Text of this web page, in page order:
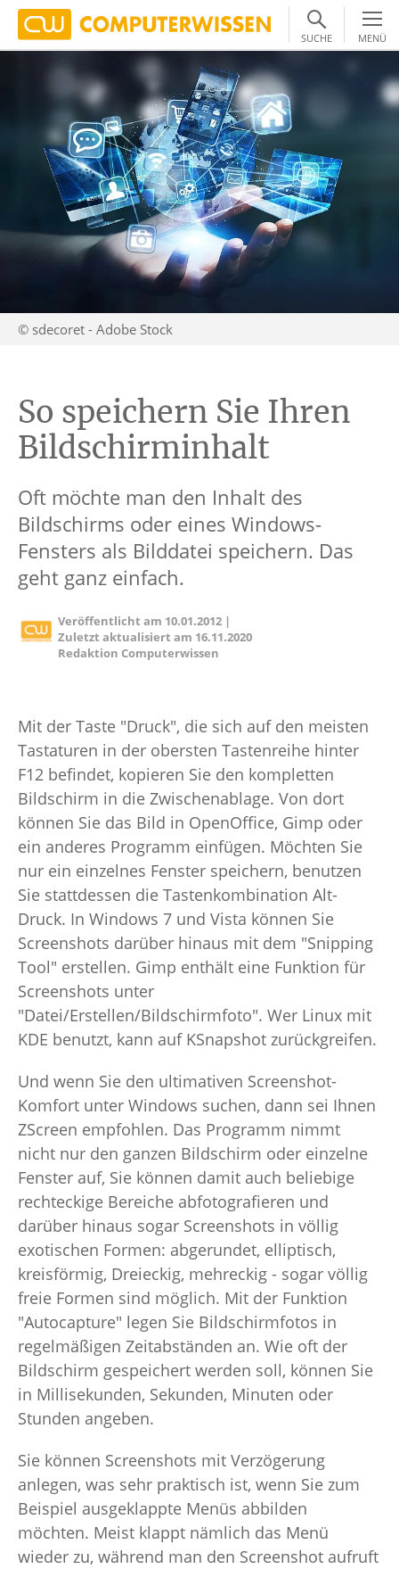
SUCHE MENÜ
© sdecoret - Adobe Stock
So speichern Sie Ihren
Bildschirminhalt
Oft möchte man den Inhalt des
Bildschirms oder eines Windows-
Fensters als Bilddatei speichern. Das
geht ganz einfach.
Veröffentlicht am 10.01.2012 |
Zuletzt aktualisiert am 16.11.2020
Redaktion Computerwissen
Mit der Taste "Druck", die sich auf den meisten
Tastaturen in der obersten Tastenreihe hinter
F12 befindet, kopieren Sie den kompletten
Bildschirm in die Zwischenablage. Von dort
können Sie das Bild in OpenOffice, Gimp oder
ein anderes Programm einfügen. Möchten Sie
nur ein einzelnes Fenster speichern, benutzen
Sie stattdessen die Tastenkombination Alt-
Druck. In Windows 7 und Vista können Sie
Screenshots darüber hinaus mit dem "Snipping
Tool" erstellen. Gimp enthält eine Funktion für
Screenshots unter
"Datei/Erstellen/Bildschirmfoto". Wer Linux mit
KDE benutzt, kann auf KSnapshot zurückgreifen.
Und wenn Sie den ultimativen Screenshot-
Komfort unter Windows suchen, dann sei Ihnen
ZScreen empfohlen. Das Programm nimmt
nicht nur den ganzen Bildschirm oder einzelne
Fenster auf, Sie können damit auch beliebige
rechteckige Bereiche abfotografieren und
darüber hinaus sogar Screenshots in völlig
exotischen Formen: abgerundet, elliptisch,
kreisförmig, Dreieckig, mehreckig - sogar völlig
freie Formen sind möglich. Mit der Funktion
"Autocapture" legen Sie Bildschirmfotos in
regelmäßigen Zeitabständen an. Wie oft der
Bildschirm gespeichert werden soll, können Sie
in Millisekunden, Sekunden, Minuten oder
Stunden angeben.
Sie können Screenshots mit Verzögerung
anlegen, was sehr praktisch ist, wenn Sie zum
Beispiel ausgeklappte Menüs abbilden
möchten. Meist klappt nämlich das Menü
wieder zu, während man den Screenshot aufruft